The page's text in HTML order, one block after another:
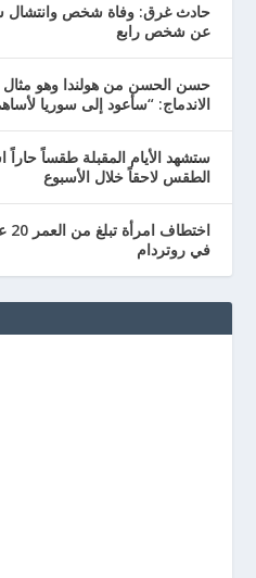
حادث غرق: وفاة شخص وانتشال
عن شخص رابع
حسن الحسن من هولندا وهو
الاندماج: “سأعود إلى سوريا
ستشهد الأيام المقبلة طقساً حاراً
الطقس لاحقاً خلال الأسبوع
في روتردام